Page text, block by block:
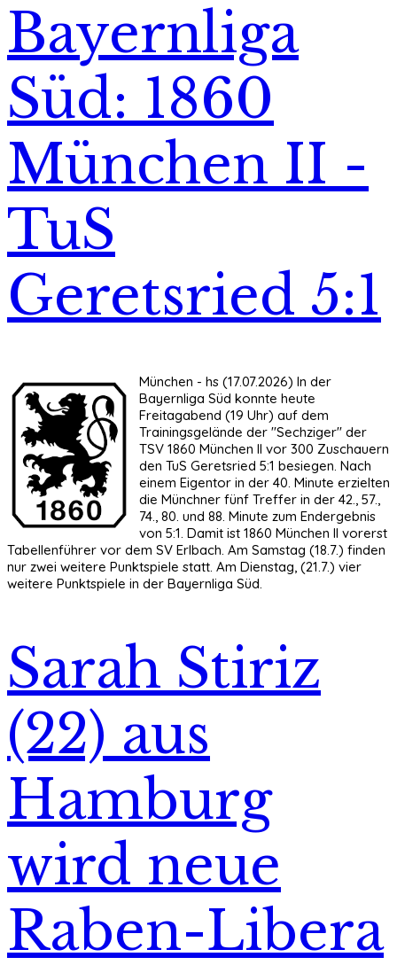
Bayernliga
Süd: 1860
München II -
TuS
Geretsried 5:1
München - hs (17.07.2026) In der
Bayernliga Süd konnte heute
Freitagabend (19 Uhr) auf dem
Trainingsgelände der "Sechziger" der
TSV 1860 München II vor 300 Zuschauern
den TuS Geretsried 5:1 besiegen. Nach
einem Eigentor in der 40. Minute erzielten
die Münchner fünf Treffer in der 42., 57.,
74., 80. und 88. Minute zum Endergebnis
von 5:1. Damit ist 1860 München II vorerst
Tabellenführer vor dem SV Erlbach. Am Samstag (18.7.) finden
nur zwei weitere Punktspiele statt. Am Dienstag, (21.7.) vier
weitere Punktspiele in der Bayernliga Süd.
Sarah Stiriz
(22) aus
Hamburg
wird neue
Raben-Libera